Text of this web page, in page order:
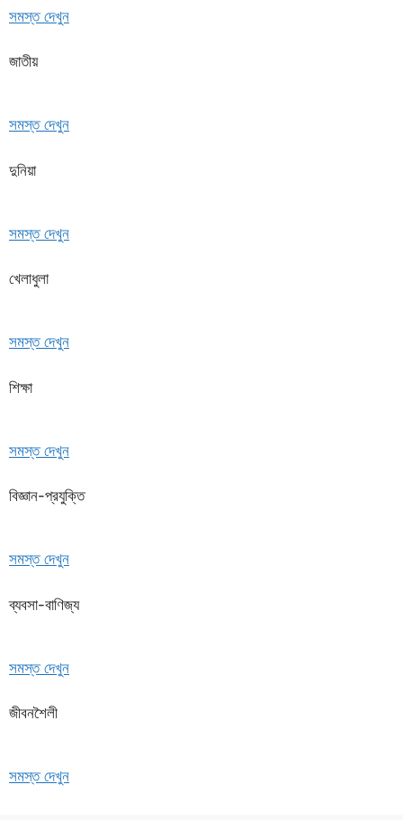
সমস্ত দেখুন
জাতীয়
সমস্ত দেখুন
দুনিয়া
সমস্ত দেখুন
খেলাধুলা
সমস্ত দেখুন
শিক্ষা
সমস্ত দেখুন
বিজ্ঞান-প্রযুক্তি
সমস্ত দেখুন
ব্যবসা-বাণিজ্য
সমস্ত দেখুন
জীবনশৈলী
সমস্ত দেখুন